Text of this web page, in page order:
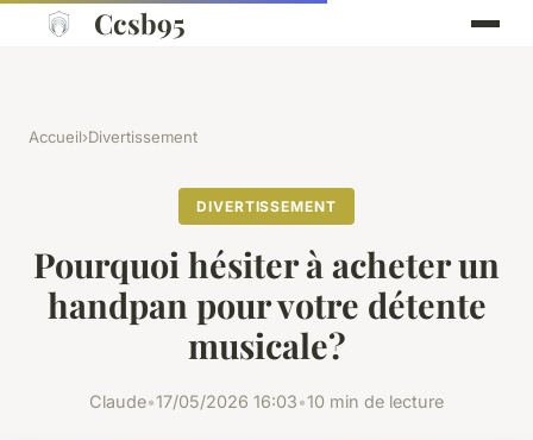
Ccsb95
Accueil›Divertissement
DIVERTISSEMENT
Pourquoi hésiter à acheter un
handpan pour votre détente
musicale?
Claude•17/05/2026 16:03•10 min de lecture